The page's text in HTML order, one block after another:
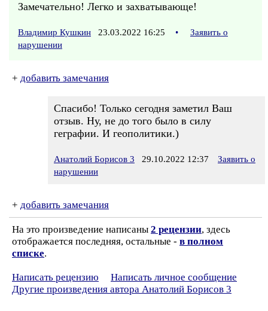
Замечательно! Легко и захватывающе!
Владимир Кушкин 23.03.2022 16:25 •
Заявить о
нарушении
+ добавить замечания
Спасибо! Только сегодня заметил Ваш
отзыв. Ну, не до того было в силу
геграфии. И геополитики.)
Анатолий Борисов 3 29.10.2022 12:37
Заявить о
нарушении
+ добавить замечания
На это произведение написаны 2 рецензии, здесь
отображается последняя, остальные - в полном
списке.
Написать рецензию
Написать личное сообщение
Другие произведения автора Анатолий Борисов 3